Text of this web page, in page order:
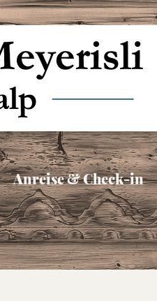
Anreise & Check-in